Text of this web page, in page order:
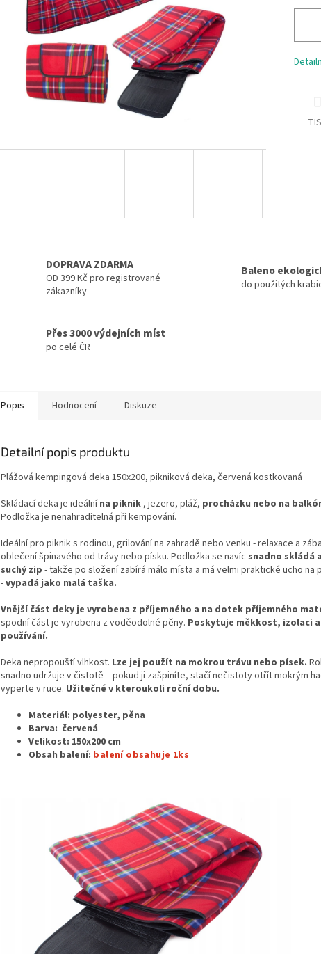
DOPRAVA ZDARMA
OD 399 Kč pro registrované
zákazníky
Baleno
do použitých
Přes 3000 výdejních míst
po celé ČR
Popis Hodnocení Diskuze
Detailní popis produktu
Plážová kempingová deka 150x200, pikniková deka, červená kostkovaná
Skládací deka je ideálnína piknik , jezero, pláž, procházku nebo na
Podložka je nenahraditelná při kempování.
Ideální pro piknik s rodinou, grilování na zahradě nebo venku - relaxace a
oblečení špinavého od trávy nebo písku. Podložka se navíc snadno skládá
suchý zip - takže po složení zabírá málo místa a má velmi praktické ucho na
-vypadá jako malá taška.
Vnější část deky je vyrobena z příjemného a na dotek příjemného
spodní část je vyrobena z voděodolné pěny. Poskytuje měkkost, izolaci
používání.
Deka nepropouští vlhkost. Lze jej použít na mokrou trávu nebo písek.
snadno udržuje v čistotě – pokud ji zašpiníte, stačí nečistoty otřít mokrým
vyperte v ruce. Užitečné v kteroukoli roční dobu.
Materiál: polyester, pěna
Barva: červená
Velikost: 150x200 cm
Obsah balení: balení obsahuje 1ks